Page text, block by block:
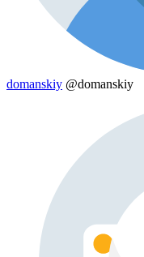
domanskiy @domanskiy